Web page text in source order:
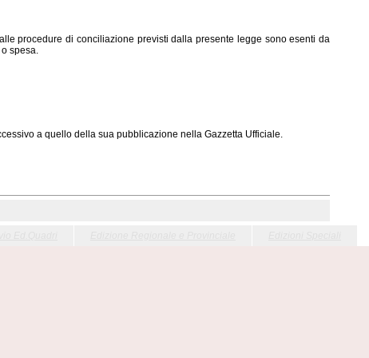
procedure di conciliazione previsti dalla presente legge sono esenti da
spesa.
a quello della sua pubblicazione nella Gazzetta Ufficiale.